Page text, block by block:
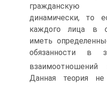
гражданскую
динамически, то
каждого лица в
иметь
обязанности в
Данная теория